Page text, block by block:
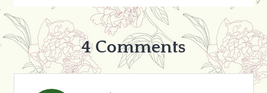
4 Comments